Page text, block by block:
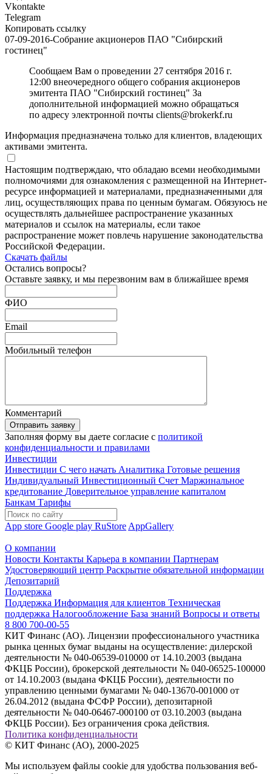
Vkontakte
Telegram
Копировать ссылку
07-09-2016-Собрание акционеров ПАО "Сибирский
гостинец"
Сообщаем Вам о проведении 27 сентября 2016 г.
12:00 внеочередного общего собрания акционеров
эмитента ПАО "Сибирский гостинец" За
дополнительной информацией можно обращаться
по адресу электронной почты clients@brokerkf.ru
Информация предназначена только для клиентов, владеющих
активами эмитента.
Настоящим подтверждаю, что обладаю всеми необходимыми
полномочиями для ознакомления с размещенной на Интернет-
ресурсе информацией и материалами, предназначенными для
лиц, осуществляющих права по ценным бумагам. Обязуюсь не
осуществлять дальнейшее распространение указанных
материалов и ссылок на материалы, если такое
распространение может повлечь нарушение законодательства
Российской Федерации.
Скачать файлы
Остались вопросы?
Оставьте заявку, и мы перезвоним вам в ближайшее время
ФИО
Email
Мобильный телефон
Комментарий
Отправить заявку
Заполняя форму вы даете согласие с политикой
конфиденциальности и правилами
Инвестиции
Инвестиции С чего начать Аналитика Готовые решения
Индивидуальный Инвестиционный Счет Маржинальное
кредитование Доверительное управление капиталом
Банкам Тарифы
App store Google play RuStore AppGallery
О компании
Новости Контакты Карьера в компании Партнерам
Удостоверяющий центр Раскрытие обязательной информации
Депозитарий
Поддержка
Поддержка Информация для клиентов Техническая
поддержка Налогообложение База знаний Вопросы и ответы
8 800 700-00-55
КИТ Финанс (АО). Лицензии профессионального участника
рынка ценных бумаг выданы на осуществление: дилерской
деятельности № 040-06539-010000 от 14.10.2003 (выдана
ФКЦБ России), брокерской деятельности № 040-06525-100000
от 14.10.2003 (выдана ФКЦБ России), деятельности по
управлению ценными бумагами № 040-13670-001000 от
26.04.2012 (выдана ФСФР России), депозитарной
деятельности № 040-06467-000100 от 03.10.2003 (выдана
ФКЦБ России). Без ограничения срока действия.
Политика конфиденциальности
© КИТ Финанс (АО), 2000-2025
Мы используем файлы cookie для удобства пользования веб-